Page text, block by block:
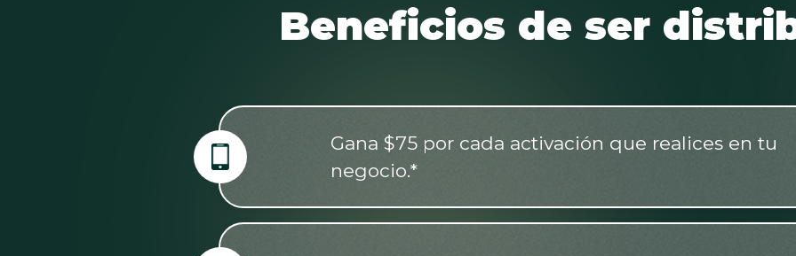
Beneficios de ser
Gana $75 por cada activación que realices en tu
negocio.*